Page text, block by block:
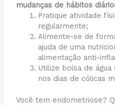
mudanças de hábitos
Pratique atividade
regularmente;
Alimente-se de
ajuda de uma
alimentação anti-
Utilize bolsa de
nos dias de cólicas
Você tem endometriose?